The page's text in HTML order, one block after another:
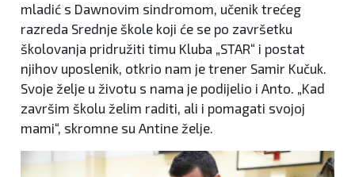
mladić s Dawnovim sindromom, učenik trećeg
razreda Srednje škole koji će se po završetku
školovanja pridružiti timu Kluba „STAR“ i postat
njihov uposlenik, otkrio nam je trener Samir Kučuk.
Svoje želje u životu s nama je podijelio i Anto. „Kad
završim školu želim raditi, ali i pomagati svojoj
mami“, skromne su Antine želje.